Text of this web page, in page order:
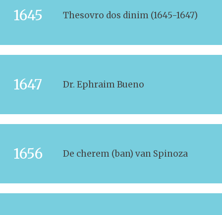
1645 Thesovro dos dinim (1645-1647)
1647 Dr. Ephraim Bueno
1656 De cherem (ban) van Spinoza